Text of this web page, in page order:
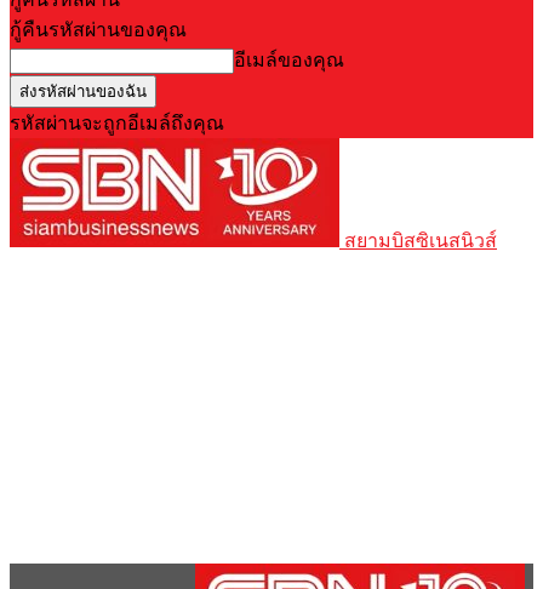
กู้คืนรหัสผ่านของคุณ
อีเมล์ของคุณ
รหัสผ่านจะถูกอีเมล์ถึงคุณ
สยามบิสซิเนสนิวส์